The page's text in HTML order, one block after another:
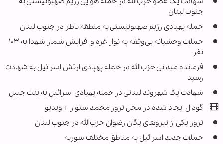
جنوب لبنان
حمله پهپادی رژیم صهیونیستی به منطقه یاطر در جنوب لبنان
حملات وحشیانه بی‌وقفه به نوار غزه و افزایش شمار شهدا به ۱۰۳
نفر
فرمانده میدانی حزب‌الله در حمله پهپادی ارتش اسرائیل به شهادت
رسید
شهادت یک شهروند لبنانی در حمله پهپادی اسرائیل به بنت جبیل
گودال ایجاد شده در محل ترور محمد سنوار + ویدیو
ترور یکی از نیروهای یگان رضوان حزب‌الله در جنوب لبنان
حملات جدید اسرائیل به مناطق مختلف سوریه